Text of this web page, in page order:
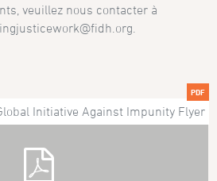
veuillez nous contacter à
PDF
Initiative Against Impunity Flyer